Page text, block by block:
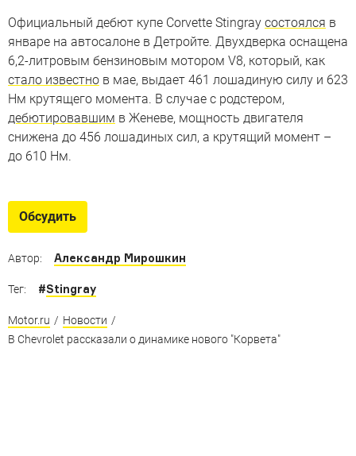
Официальный дебют купе Corvette Stingray состоялся в
январе на автосалоне в Детройте. Двухдверка оснащена
6,2-литровым бензиновым мотором V8, который, как
стало известно в мае, выдает 461 лошадиную силу и 623
Нм крутящего момента. В случае с родстером,
дебютировавшим в Женеве, мощность двигателя
снижена до 456 лошадиных сил, а крутящий момент –
до 610 Нм.
Обсудить
Автор: Александр Мирошкин
Тег: #Stingray
Motor.ru / Новости /
В Chevrolet рассказали о динамике нового "Корвета"